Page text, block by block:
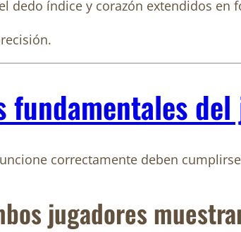
dedo índice y corazón extendidos en
fundamentales del
correctamente deben
jugadores